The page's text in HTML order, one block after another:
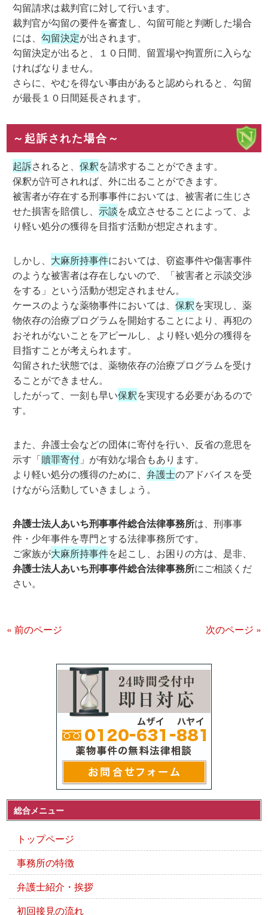
勾留請求は裁判官に対して行います。
裁判官が勾留の要件を審査し、勾留可能と判断した場合
には、勾留決定が出されます。
勾留決定が出ると、１０日間、留置場や拘置所に入らな
ければなりません。
さらに、やむを得ない事由があると認められると、勾留
が最長１０日間延長されます。
～起訴された場合～
起訴されると、保釈を請求することができます。
保釈が許可されれば、外に出ることができます。
被害者が存在する刑事事件においては、被害者に生じさ
せた損害を賠償し、示談を成立させることによって、よ
り軽い処分の獲得を目指す活動が想定されます。
しかし、 大麻所持事件においては、窃盗事件や傷害事件
のような被害者は存在しないので、「被害者と示談交渉
をする」という活動が想定されません。
ケースのような薬物事件においては、保釈を実現し、薬
物依存の治療プログラムを開始することにより、再犯の
おそれがないことをアピールし、より軽い処分の獲得を
目指すことが考えられます。
勾留された状態では、薬物依存の治療プログラムを受け
ることができません。
したがって、一刻も早い保釈を実現する必要があるので
す。
また、弁護士会などの団体に寄付を行い、反省の意思を
示す「贖罪寄付 」が有効な場合もあります。
より軽い処分の獲得のために、弁護士のアドバイスを受
けながら活動していきましょう。
弁護士法人あいち刑事事件総合法律事務所は、刑事事
件・少年事件を専門とする法律事務所です。
ご家族が大麻所持事件を起こし、お困りの方は、是非、
弁護士法人あいち刑事事件総合法律事務所にご相談くだ
さい。
« 前のページ 次のページ »
総合メニュー
トップページ
事務所の特徴
弁護士紹介・挨拶
初回接見の流れ